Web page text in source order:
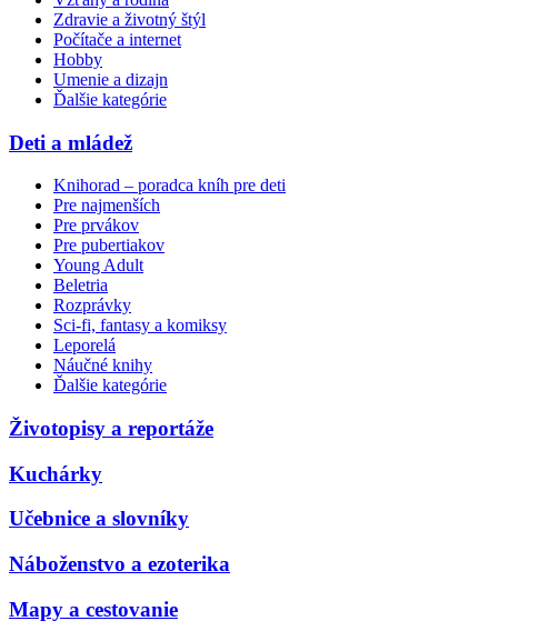
Zdravie a životný štýl
Počítače a internet
Hobby
Umenie a dizajn
Ďalšie kategórie
Deti a mládež
Knihorad – poradca kníh pre deti
Pre najmenších
Pre prvákov
Pre pubertiakov
Young Adult
Beletria
Rozprávky
Sci-fi, fantasy a komiksy
Leporelá
Náučné knihy
Ďalšie kategórie
Životopisy a reportáže
Kuchárky
Učebnice a slovníky
Náboženstvo a ezoterika
Mapy a cestovanie